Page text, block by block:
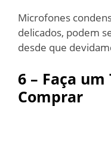
Microfones
delicados, podem
desde que
6 – Faça
Comprar